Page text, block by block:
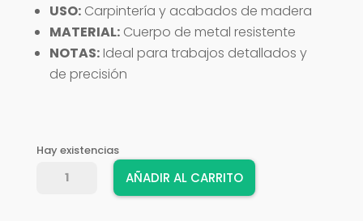
USO:Carpintería y acabados de madera
MATERIAL:Cuerpo de metal resistente
NOTAS:Ideal para trabajos detallados y
de precisión
Hay existencias
CEPILLO
AÑADIR AL CARRITO